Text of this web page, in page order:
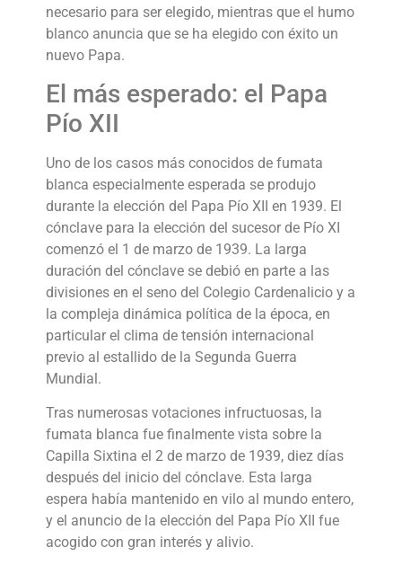
necesario para ser elegido, mientras que el humo
blanco anuncia que se ha elegido con éxito un
nuevo Papa.
El más esperado: el Papa
Pío XII
Uno de los casos más conocidos de fumata
blanca especialmente esperada se produjo
durante la elección del Papa Pío XII en 1939. El
cónclave para la elección del sucesor de Pío XI
comenzó el 1 de marzo de 1939. La larga
duración del cónclave se debió en parte a las
divisiones en el seno del Colegio Cardenalicio y a
la compleja dinámica política de la época, en
particular el clima de tensión internacional
previo al estallido de la Segunda Guerra
Mundial.
Tras numerosas votaciones infructuosas, la
fumata blanca fue finalmente vista sobre la
Capilla Sixtina el 2 de marzo de 1939, diez días
después del inicio del cónclave. Esta larga
espera había mantenido en vilo al mundo entero,
y el anuncio de la elección del Papa Pío XII fue
acogido con gran interés y alivio.